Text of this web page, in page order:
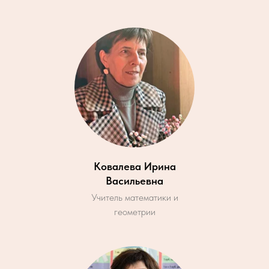
Ковалева Ирина
Васильевна
Учитель математики и
геометрии